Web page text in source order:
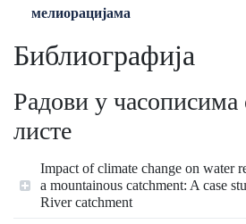
мелиорацијама
Библиографија
Радови у часописима
листе
Impact of climate change on water
a mountainous catchment: A case
River catchment